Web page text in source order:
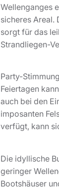
Wellenganges
sicheres Areal.
sorgt für das
Strandliegen-
Party-
Feiertagen
auch bei den
imposanten
verfügt, kann
Die idyllische
geringer
Bootshäuser